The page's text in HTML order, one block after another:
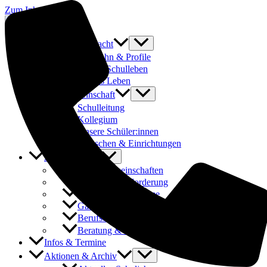
Zum Inhalt springen
Was uns ausmacht
Laufbahn & Profile
Buntes Schulleben
Fit fürs Leben
Schulgemeinschaft
Schulleitung
Kollegium
Unsere Schüler:innen
Menschen & Einrichtungen
Angebote
Arbeitsgemeinschaften
Förderung & Forderung
Austauschprogramme
Ganztages- und Hausaufgabenbetreuung
Berufsorientierung & Praktika
Beratung & Schulsozialarbeit
Infos & Termine
Aktionen & Archiv